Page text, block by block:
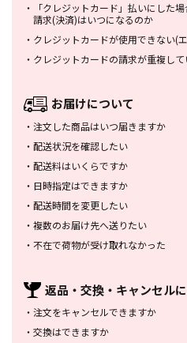
・
「クレジットカード」払いにした場
請求(決済)はいつになるのか
・ クレジットカードが使用できない(
・ クレジットカードの請求が重複して
お届けについて
・ 注文した商品はいつ届きますか
・ 配送状況を確認したい
・ 配送料はいくらですか
・ 日時指定はできますか
・ 配送時間を変更したい
・ 複数のお届け先へ送りたい
・ 不在で荷物が受け取れなかった
返品・交換・ キャンセル
・ 注文をキャンセルできますか
・ 交換はできますか